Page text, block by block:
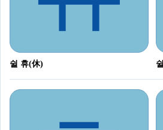
쉴 휴(休)